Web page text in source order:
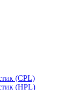
(CPL)
(HPL)